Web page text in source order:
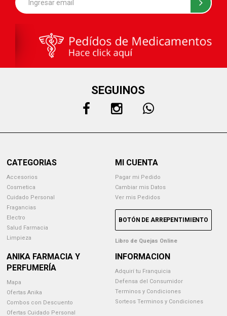
SEGUINOS
CATEGORIAS
Accesorios
Cosmetica
Cuidado Personal
Fragancias
Electro
Salud Farmacia
Limpieza
MI CUENTA
Pagar mi Pedido
Cambiar mis Datos
Ver mis Pedidos
BOTÓN DE ARREPENTIMIENTO
Libro de Quejas Online
ANIKA FARMACIA Y
PERFUMERÍA
Mapa
Ofertas Anika
Combos con Descuento
Ofertas Cuidado Personal
INFORMACION
Adquirí tu Franquicia
Defensa del Consumidor
Terminos y Condiciones
Sorteos Terminos y Condiciones